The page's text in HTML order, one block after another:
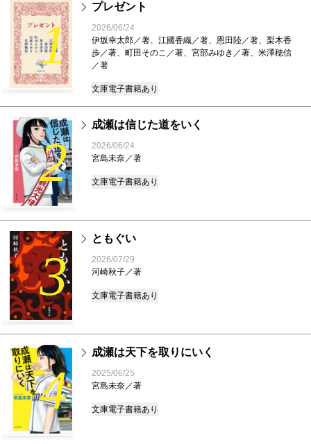
1
プレゼント
2026/06/24
伊坂幸太郎／著、江國香織／著、恩田陸／著、梨木香
歩／著、町田そのこ／著、宮部みゆき／著、米澤穂信
／著
文庫電子書籍あり
2
成瀬は信じた道をいく
2026/06/24
宮島未奈／著
文庫電子書籍あり
3
ともぐい
2026/07/29
河崎秋子／著
文庫電子書籍あり
4
成瀬は天下を取りにいく
2025/06/25
宮島未奈／著
文庫電子書籍あり